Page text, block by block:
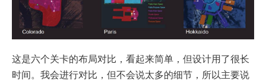
这是六个关卡的布局对比，看起来简单，但设计用了很长
时间。我会进行对比，但不会说太多的细节，所以主要说